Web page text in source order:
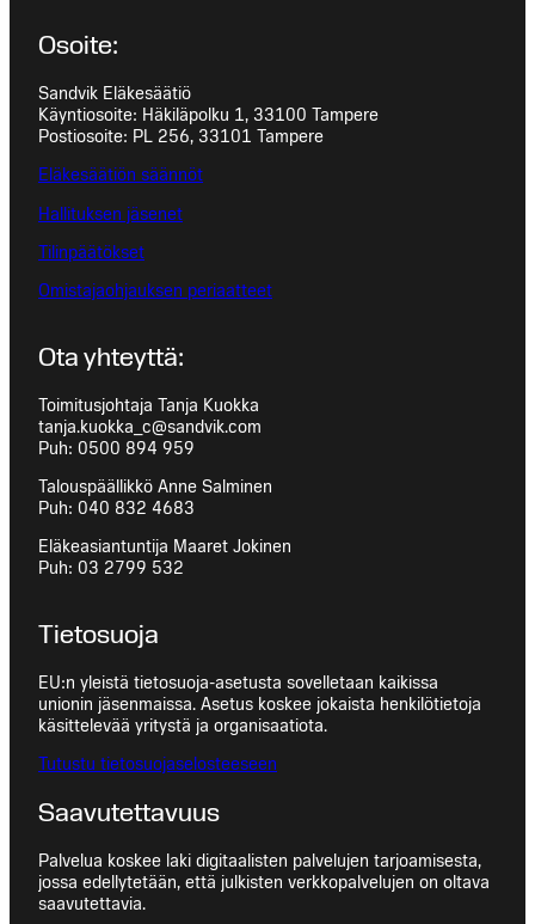
Osoite:
Sandvik Eläkesäätiö
Käyntiosoite: Häkiläpolku 1, 33100 Tampere
Postiosoite: PL 256, 33101 Tampere
Eläkesäätiön säännöt
Hallituksen jäsenet
Tilinpäätökset
Omistajaohjauksen periaatteet
Ota yhteyttä:
Toimitusjohtaja Tanja Kuokka
tanja.kuokka_c@sandvik.com
Puh: 0500 894 959
Talouspäällikkö Anne Salminen
Puh: 040 832 4683
Eläkeasiantuntija Maaret Jokinen
Puh: 03 2799 532
Tietosuoja
EU:n yleistä tietosuoja-asetusta sovelletaan kaikissa
unionin jäsenmaissa. Asetus koskee jokaista henkilötietoja
käsittelevää yritystä ja organisaatiota.
Tutustu tietosuojaselosteeseen
Saavutettavuus
Palvelua koskee laki digitaalisten palvelujen tarjoamisesta,
jossa edellytetään, että julkisten verkkopalvelujen on oltava
saavutettavia.